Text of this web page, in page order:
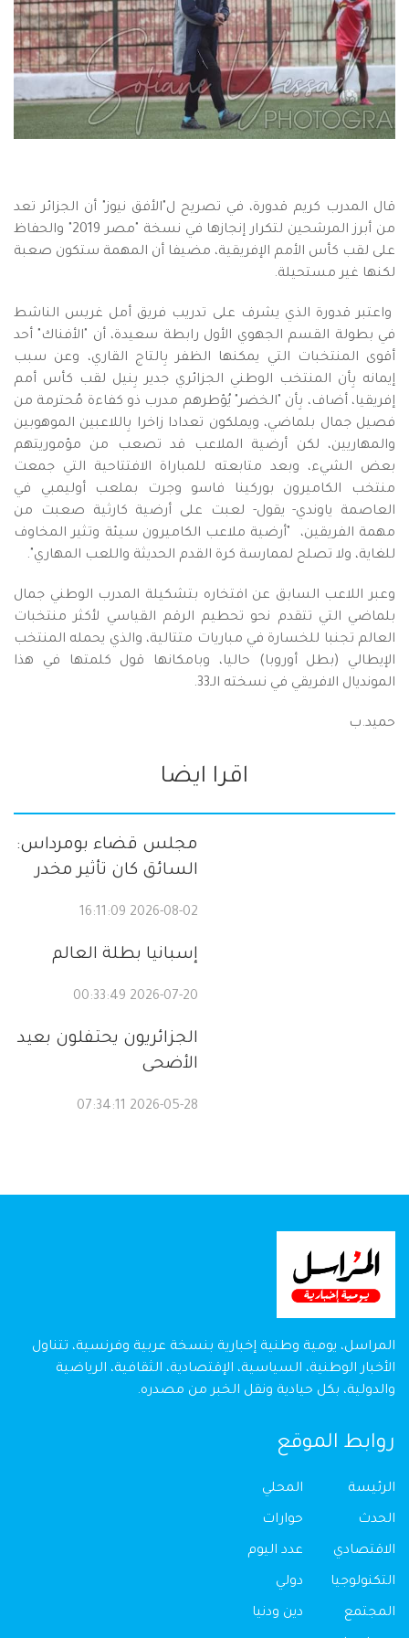
قال المدرب كريم قدورة، في تصريح ل"الأفق نيوز" أن الجزائر تعد
من أبرز المرشحين لتكرار إنجازها في نسخة "مصر 2019" والحفاظ
على لقب كأس الأمم الإفريقية، مضيفا أن المهمة ستكون صعبة
لكنها غير مستحيلة.
واعتبر قدورة الذي يشرف على تدريب فريق أمل غريس الناشط
في بطولة القسم الجهوي الأول رابطة سعيدة، أن "الأفناك" أحد
أقوى المنتخبات التي يمكنها الظفر بِالتاج القاري، وعن سبب
إيمانه بِأن المنتخب الوطني الجزائري جدير بِنيل لقب كأس أمم
إفريقيا، أضاف، بِأن "الخضر" يُؤطرهم مدرب ذو كفاءة مُحترمة من
فصيل جمال بلماضي، ويملكون تعدادا زاخرا بِاللاعبين الموهوبين
والمهاريين، لكن أرضية الملاعب قد تصعب من مؤموريتهم
بعض الشيء، وبعد متابعته للمباراة الافتتاحية التي جمعت
منتخب الكاميرون بوركينا فاسو وجرت بملعب أوليمبي في
العاصمة ياوندي- يقول- لعبت على أرضية كارثية صعبت من
مهمة الفريقين، "أرضية ملاعب الكاميرون سيئة وتثير المخاوف
للغاية، ولا تصلح لممارسة كرة القدم الحديثة واللعب المهاري".
وعبر اللاعب السابق عن افتخاره بتشكيلة المدرب الوطني جمال
بلماضي التي تتقدم نحو تحطيم الرقم القياسي لأكثر منتخبات
العالم تجنبا للخسارة في مباريات متتالية، والذي يحمله المنتخب
الإيطالي (بطل أوروبا) حاليا، وبامكانها قول كلمتها في هذا
المونديال الافريقي في نسخته الـ33.
حميد.ب
اقرا ايضا
مجلس قضاء بومرداس:
السائق كان تأثير مخدر
2026-08-02 16:11:09
إسبانيا بطلة العالم
2026-07-20 00:33:49
الجزائريون يحتفلون بعيد
الأضحى
2026-05-28 07:34:11
المراسل، يومية وطنية إخبارية بنسخة عربية وفرنسية، تتناول
الأخبار الوطنية، السياسية، الإقتصادية، الثقافية، الرياضية
والدولية، بكل حيادية ونقل الخبر من مصدره.
روابط الموقع
الرئيسة
الحدث
الاقتصادي
التكنولوجيا
المجتمع
المحلي
حوارات
عدد اليوم
دولي
دين ودنيا